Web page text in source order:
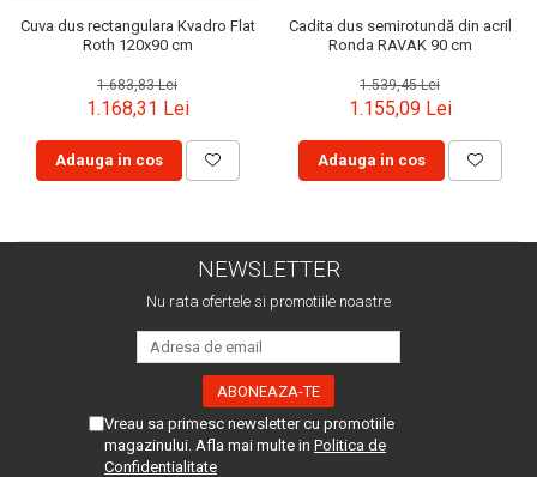
Cuva dus rectangulara Kvadro Flat
Roth 120x90 cm
1.683,83 Lei
1.168,31 Lei
Adauga in cos
Cadita dus semirotundă din acril
Ronda RAVAK 90 cm
1.539,45 Lei
1.155,09 Lei
Adauga in cos
NEWSLETTER
Nu rata ofertele si promotiile noastre
Vreau sa primesc newsletter cu promotiile
magazinului. Afla mai multe in Politica de
Confidentialitate